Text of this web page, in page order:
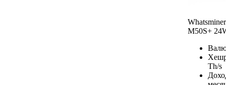
Whatsminer
M50S+
Th/s